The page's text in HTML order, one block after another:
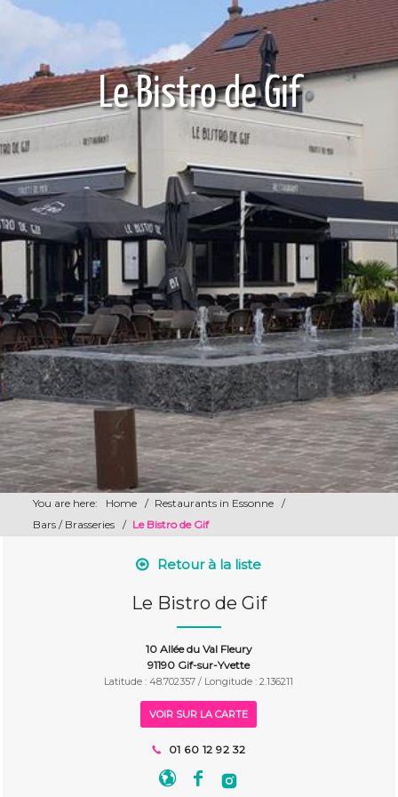
Le Bistro de Gif
You are here: Home / Restaurants in Essonne
/
Bars / Brasseries
/ Le Bistro de Gif
Retour à la liste
Le Bistro de Gif
10 Allée du Val Fleury
91190 Gif-sur-Yvette
Latitude : 48.702357 / Longitude : 2.136211
VOIR SUR LA CARTE
01 60 12 92 32